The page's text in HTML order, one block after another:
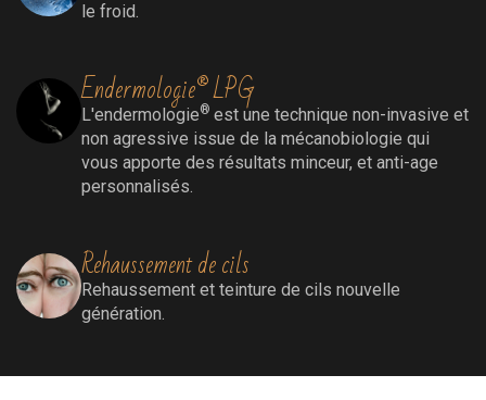
le froid.
Endermologie® LPG
L'endermologie® est une technique non-invasive et
non agressive issue de la mécanobiologie qui
vous apporte des résultats minceur, et anti-age
personnalisés.
Rehaussement de cils
Rehaussement et teinture de cils nouvelle
génération.